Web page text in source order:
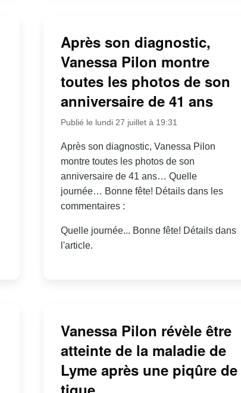
Après son diagnostic,
Vanessa Pilon montre
toutes les photos de son
anniversaire de 41 ans
Publié le lundi 27 juillet à 19:31
Après son diagnostic, Vanessa Pilon
montre toutes les photos de son
anniversaire de 41 ans… Quelle
journée… Bonne fête! Détails dans les
commentaires :
Quelle journée... Bonne fête! Détails dans
l'article.
Vanessa Pilon révèle être
atteinte de la maladie de
Lyme après une piqûre de